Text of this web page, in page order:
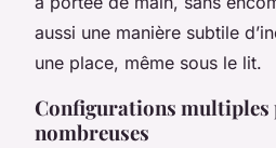
aussi une manière subtile
une place, même sous le lit.
Configurations multiples
nombreuses